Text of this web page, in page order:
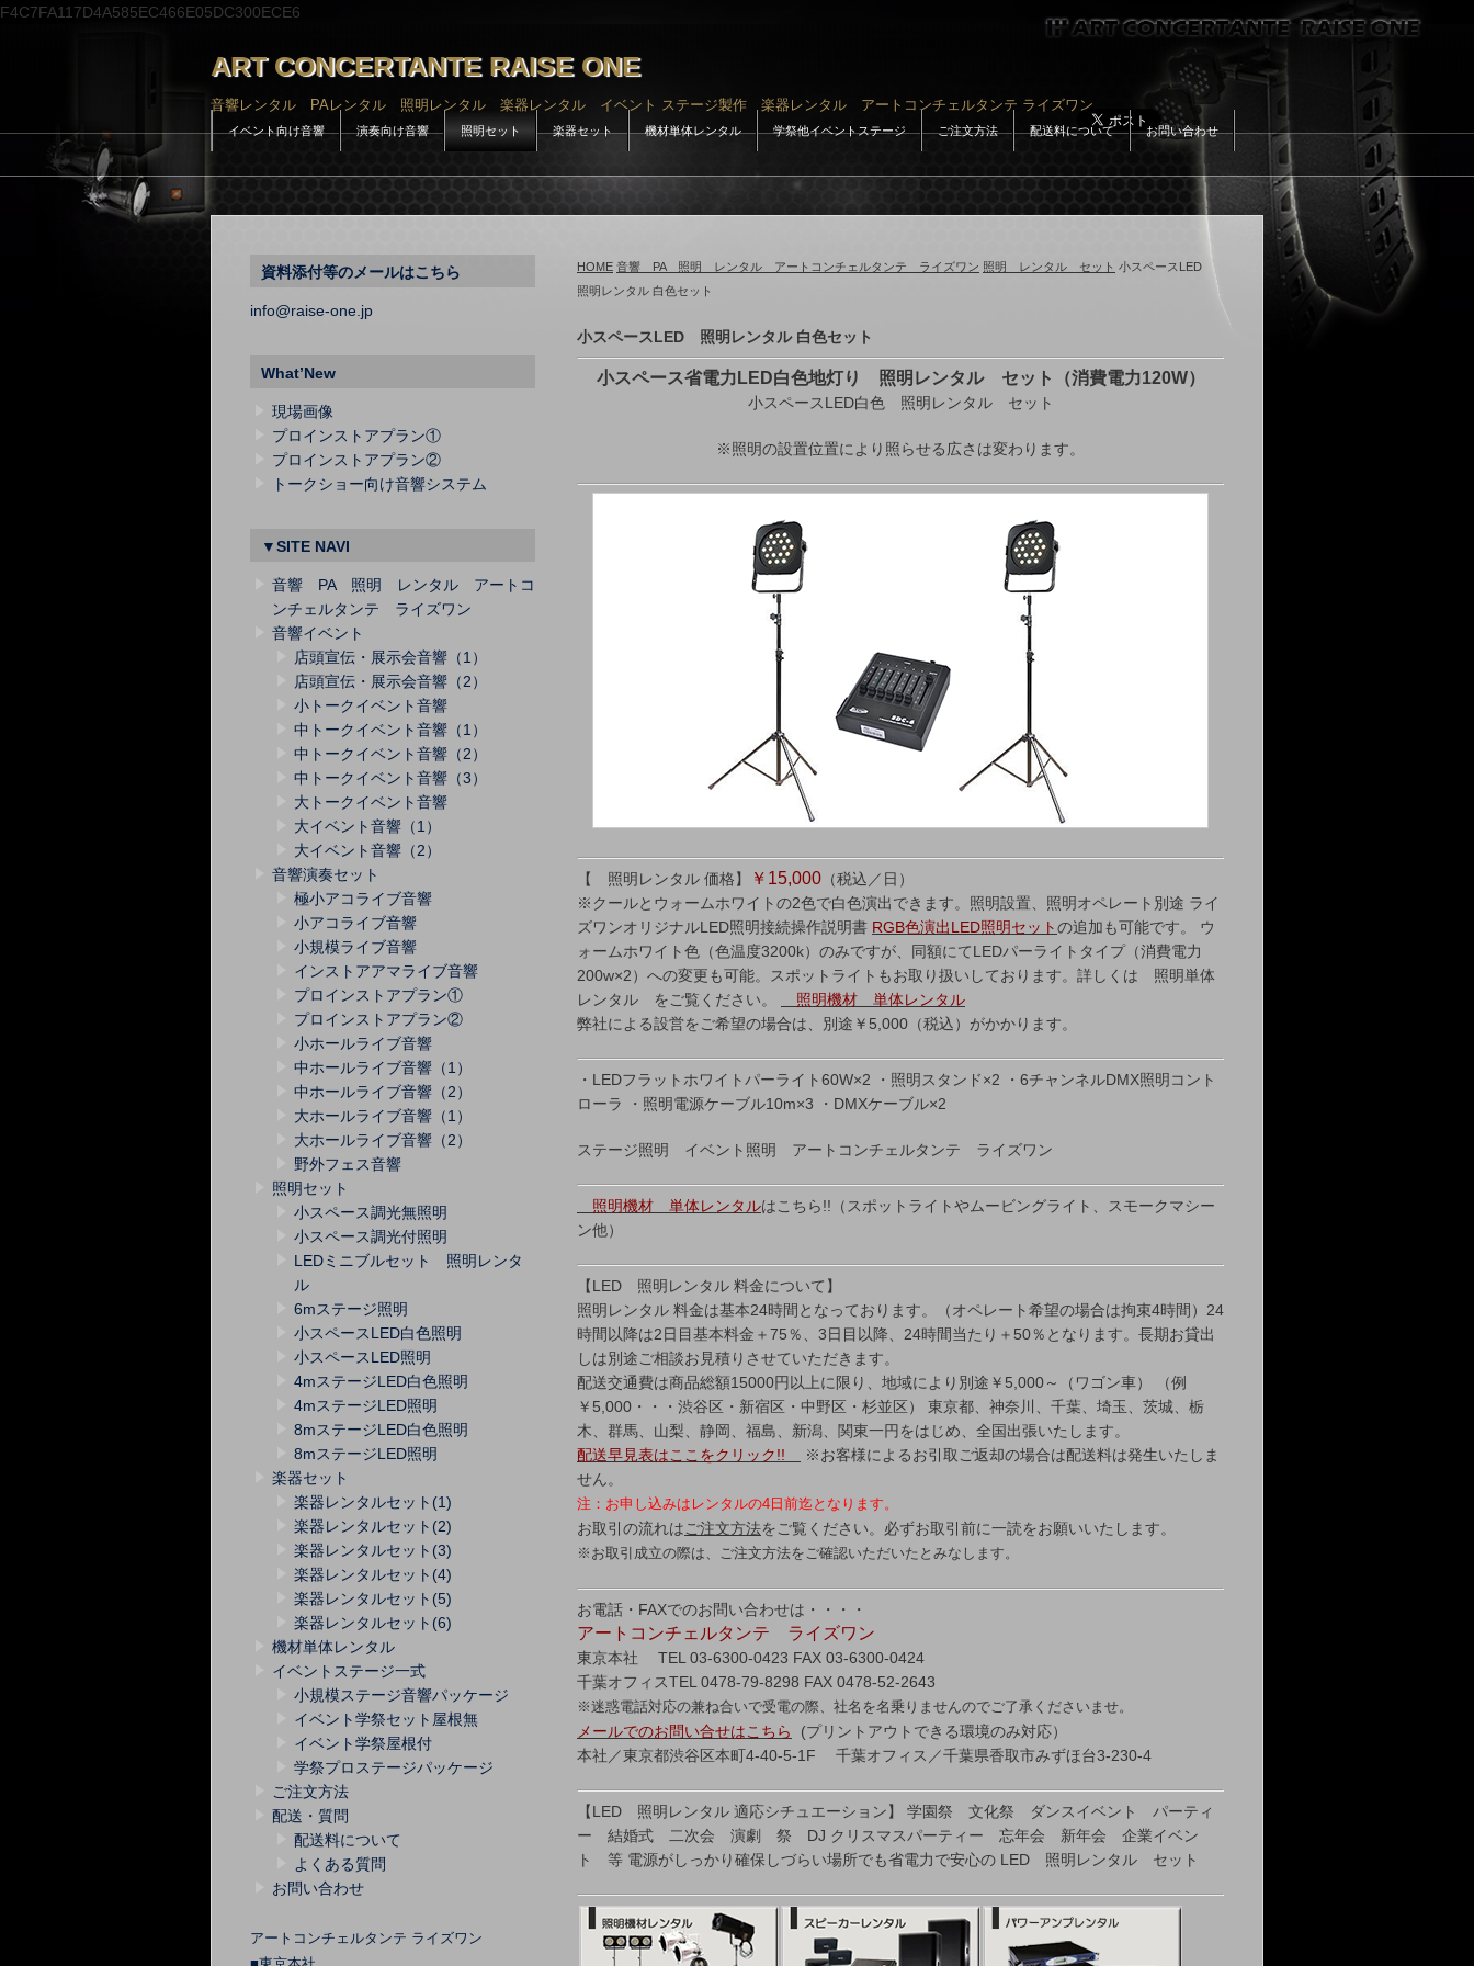
F4C7FA117D4A585EC466E05DC300ECE6
ART CONCERTANTE RAISE ONE
音響レンタル PAレンタル 照明レンタル 楽器レンタル イベント ステージ製作 楽器レンタル アートコンチェルタンテ ライズワン
Google+
イベント向け音響 演奏向け音響 照明セット 楽器セット 機材単体レンタル 学祭他イベントステージ ご注文方法 配送料について お問い合わせ
HOME 音響 PA 照明 レンタル アートコンチェルタンテ ライズワン 照明 レンタル セット 小スペースLED
照明レンタル 白色セット
小スペースLED 照明レンタル 白色セット
小スペース省電力LED白色地灯り 照明レンタル セット（消費電力120W）
小スペースLED白色 照明レンタル セット
※照明の設置位置により照らせる広さは変わります。
【 照明レンタル 価格】 ￥15,000 （税込／日）
※クールとウォームホワイトの2色で白色演出できます。照明設置、照明オペレート別途 ライ
ズワンオリジナルLED照明接続操作説明書 RGB色演出LED照明セットの追加も可能です。 ウ
ォームホワイト色（色温度3200k）のみですが、同額にてLEDパーライトタイプ（消費電力
200w×2）への変更も可能。スポットライトもお取り扱いしております。詳しくは 照明単体
レンタル をご覧ください。
照明機材 単体レンタル
弊社による設営をご希望の場合は、別途￥5,000（税込）がかかります。
・LEDフラットホワイトパーライト60W×2 ・照明スタンド×2 ・6チャンネルDMX照明コント
ローラ ・照明電源ケーブル10m×3 ・DMXケーブル×2
ステージ照明 イベント照明 アートコンチェルタンテ ライズワン
照明機材 単体レンタルはこちら!!（スポットライトやムービングライト、スモークマシー
ン他）
【LED 照明レンタル 料金について】
照明レンタル 料金は基本24時間となっております。（オペレート希望の場合は拘束4時間）24
時間以降は2日目基本料金＋75％、3日目以降、24時間当たり＋50％となります。長期お貸出
しは別途ご相談お見積りさせていただきます。
配送交通費は商品総額15000円以上に限り、地域により別途￥5,000～（ワゴン車） （例
￥5,000・・・渋谷区・新宿区・中野区・杉並区） 東京都、神奈川、千葉、埼玉、茨城、栃
木、群馬、山梨、静岡、福島、新潟、関東一円をはじめ、全国出張いたします。
配送早見表はここをクリック!!
※お客様によるお引取ご返却の場合は配送料は発生いたしま
せん。
注：お申し込みはレンタルの4日前迄となります。
お取引の流れはご注文方法をご覧ください。必ずお取引前に一読をお願いいたします。
※お取引成立の際は、ご注文方法をご確認いただいたとみなします。
お電話・FAXでのお問い合わせは・・・・
アートコンチェルタンテ ライズワン
東京本社 TEL 03-6300-0423 FAX 03-6300-0424
千葉オフィスTEL 0478-79-8298 FAX 0478-52-2643
※迷惑電話対応の兼ね合いで受電の際、社名を名乗りませんのでご了承くださいませ。
メールでのお問い合せはこちら
(プリントアウトできる環境のみ対応）
本社／東京都渋谷区本町4-40-5-1F 千葉オフィス／千葉県香取市みずほ台3-230-4
【LED 照明レンタル 適応シチュエーション】 学園祭 文化祭 ダンスイベント パーティ
ー 結婚式 二次会 演劇 祭 DJ クリスマスパーティー 忘年会 新年会 企業イベン
ト 等 電源がしっかり確保しづらい場所でも省電力で安心の LED 照明レンタル セット
資料添付等のメールはこちら
info@raise-one.jp
What’New
現場画像
プロインストアプラン①
プロインストアプラン②
トークショー向け音響システム
▼SITE NAVI
音響 PA 照明 レンタル アートコ
ンチェルタンテ ライズワン
音響イベント
店頭宣伝・展示会音響（1）
店頭宣伝・展示会音響（2）
小トークイベント音響
中トークイベント音響（1）
中トークイベント音響（2）
中トークイベント音響（3）
大トークイベント音響
大イベント音響（1）
大イベント音響（2）
音響演奏セット
極小アコライブ音響
小アコライブ音響
小規模ライブ音響
インストアアマライブ音響
プロインストアプラン①
プロインストアプラン②
小ホールライブ音響
中ホールライブ音響（1）
中ホールライブ音響（2）
大ホールライブ音響（1）
大ホールライブ音響（2）
野外フェス音響
照明セット
小スペース調光無照明
小スペース調光付照明
LEDミニブルセット 照明レンタ
ル
6mステージ照明
小スペースLED白色照明
小スペースLED照明
4mステージLED白色照明
4mステージLED照明
8mステージLED白色照明
8mステージLED照明
楽器セット
楽器レンタルセット(1)
楽器レンタルセット(2)
楽器レンタルセット(3)
楽器レンタルセット(4)
楽器レンタルセット(5)
楽器レンタルセット(6)
機材単体レンタル
イベントステージ一式
小規模ステージ音響パッケージ
イベント学祭セット屋根無
イベント学祭屋根付
学祭プロステージパッケージ
ご注文方法
配送・質問
配送料について
よくある質問
お問い合わせ
アートコンチェルタンテ ライズワン